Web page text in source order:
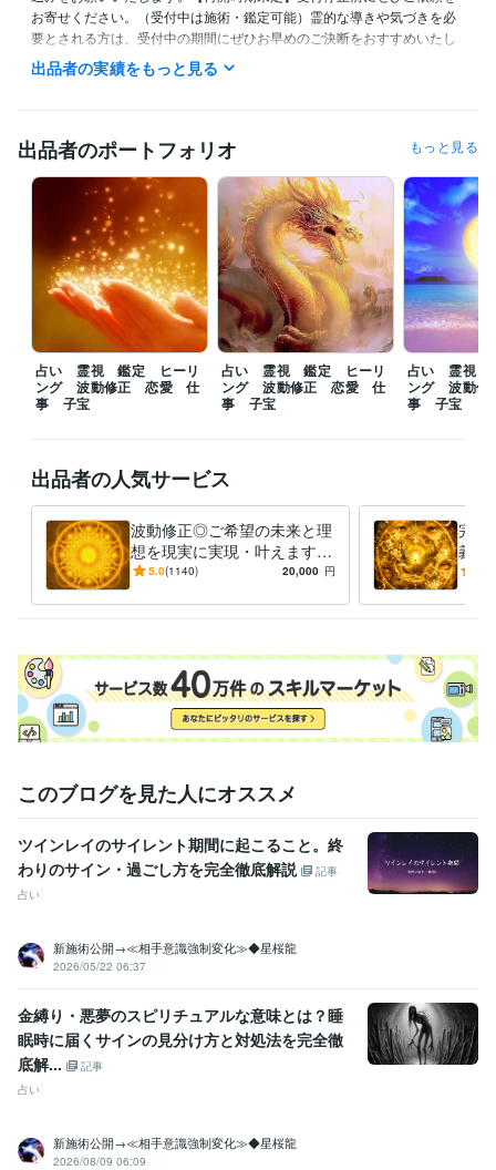
お寄せください。（受付中は施術・鑑定可能）霊的な導きや気づきを必
要とされる方は、受付中の期間にぜひお早めのご決断をおすすめいたし
ます。
━
✿ご依頼から２４時間以内《翌日》を目安に鑑定及び施術結果をお伝え
させていただきます。
✿当日中など、お急ぎの方は、【特急便】オプションの追加をお願いし
ます。
第一最優先で鑑定及び施術をさせていただきます。
ぜひご気軽にご依頼、貴重なるご縁をいただけますと幸いです。
━━
たくさんの評価コメントをいただきありがとうございます。前向きなお
気持ちや決意を記載された方、温かいメッセージを記載して下さった方
が、１日も早く理想の現実実現を迎えられるように定期的にご支援をし
ています。焦らず一歩ずつ前進されて下さい。全力でご助言をさせてい
ご覧になっていただけますと幸いです♪
経験職種
ライフスタイル・その他 / 占い師 経験年数 : 24年
ライフスタイル・その他 / マッサージ師・セラピスト
経験年数 : 21
年
ライフスタイル・その他 / アドバイザー 経験年数 : 18年
職歴
株式会社ココナラ 2023年4月 ~ 現在
株式会社ココナラ 2023年5月 ~ 現在
株式会社ココナラ 2023年9月 ~ 現在
株式会社ココナラ
株式会社ココナラ 2024年3月 ~ 現在
株式会社ココナラ 2024年6月 ~ 現在
株式会社ココナラ 2024年9月 ~ 現在
株式会社ココナラ
株式会社ココナラ 2025年6月 ~ 現在
株式会社ココナラ
株式会社ココナラ 2026年2月 ~ 現在
株式会社ココナラ 2026年6月 ~ 現在
受賞歴
占い鑑定業が社会に与えるインパクトと経済効果について
成就の現実実現 ~波動修正～
資格・検定
出品者の実績をもっと見る
出品者のポートフォリオ もっと見る
占い 霊視 鑑定 ヒーリ
ング 波動修正 恋愛 仕
事 子宝
占い 霊視 鑑定 ヒーリ
ング 波動修正 恋愛 仕
事 子宝
占い 霊視
ング 波動
事 子宝
出品者の人気サービス
波動修正◎ご希望の未来と理
想を現実に実現・叶えます
【毎月10名様限定】仕事・恋
宝・占い
5.0(1140) 20,000 円
完全
義の
ライ
合神
このブログを見た人にオススメ
ツインレイのサイレント期間に起こること。終
わりのサイン・過ごし方を完全徹底解説
記事
占い
新施術公開→≪相手意識強制変化≫◆星桜龍
2026/05/22 06:37
金縛り・悪夢のスピリチュアルな意味とは？睡
眠時に届くサインの見分け方と対処法を完全徹
底解...
記事
占い
新施術公開→≪相手意識強制変化≫◆星桜龍
2026/08/09 06:09